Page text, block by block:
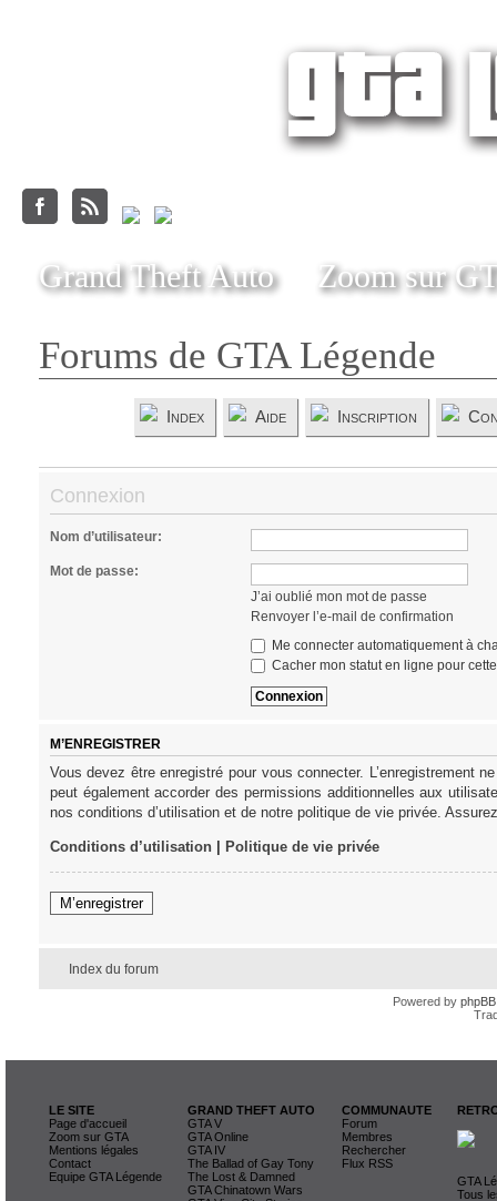
Grand Theft Auto Zoom sur
Forums de GTA Légende
Index Aide Inscription
Connexion
Nom d’utilisateur:
Mot de passe:
J’ai oublié mon mot de passe
Renvoyer l’e-mail de confirmation
Me connecter automatiquement à
Cacher mon statut en ligne pour
M’ENREGISTRER
Vous devez être enregistré pour vous connecter. L’enregistrement
peut également accorder des permissions additionnelles aux
nos conditions d’utilisation et de notre politique de vie privée.
Conditions d’utilisation| Politique de vie privée
M’enregistrer
Index du forum
Powered by phpBB
LE SITE
Page d'accueil
Zoom sur GTA
Mentions légales
Contact
Equipe GTA Légende
GRAND THEFT AUTO
GTA V
GTA Online
GTA IV
The Ballad of Gay Tony
The Lost & Damned
GTA Chinatown Wars
COMMUNAUTE
Forum
Membres
Rechercher
Flux RSS
GTA
Tous